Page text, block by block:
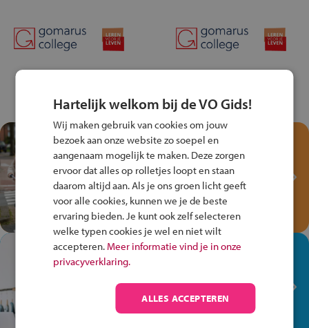
Test je kennis met het
Fiets Veilig
Verkeersspel!
Speel het Fiets Veilig Verkeersspel
en win een Cortina-fiets!
In de winkel ben je op je
plek!
Ontdek via het vmbo jouw talent
op de winkelvloer, waar elke dag
Hartelijk welkom bij de VO Gids!
Wij maken gebruik van cookies om jouw
bezoek aan onze website zo soepel en
aangenaam mogelijk te maken. Deze zorgen
ervoor dat alles op rolletjes loopt en staan
daarom altijd aan. Als je ons groen licht geeft
voor alle cookies, kunnen we je de beste
ervaring bieden. Je kunt ook zelf selecteren
welke typen cookies je wel en niet wilt
accepteren. Meer informatie vind je in onze
privacyverklaring.
ALLES ACCEPTEREN